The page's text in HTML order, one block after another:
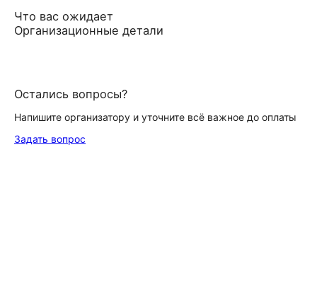
Что вас ожидает
Организационные детали
Остались вопросы?
Напишите организатору и уточните всё важное до оплаты
Задать вопрос